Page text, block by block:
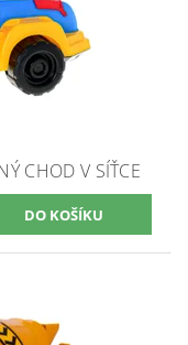
CHOD V SÍŤCE